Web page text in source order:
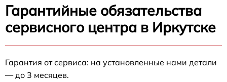
Гарантийные обязательства
сервисного центра в Иркутске
Гарантия от сервиса: на установленные нами детали
— до 3 месяцев.